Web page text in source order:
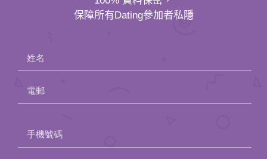
保障所有Dating參加者私隱
姓名
電郵
leave
手機號碼